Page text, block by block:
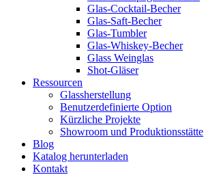
Glas-Cocktail-Becher
Glas-Saft-Becher
Glas-Tumbler
Glas-Whiskey-Becher
Glass Weinglas
Shot-Gläser
Ressourcen
Glassherstellung
Benutzerdefinierte Option
Kürzliche Projekte
Showroom und Produktionsstätte
Blog
Katalog herunterladen
Kontakt